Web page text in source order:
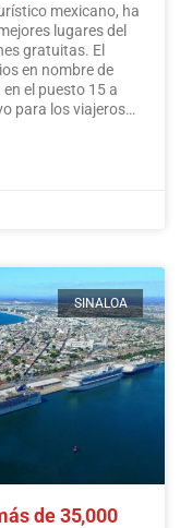
mexicano, ha
lugares del
gratuitas. El
en nombre de
el puesto 15 a
para los viajeros
SINALOA
de 35,000